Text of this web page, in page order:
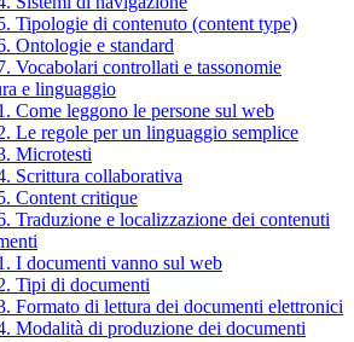
Tipologie di contenuto (content type)
Ontologie e standard
Vocabolari controllati e tassonomie
e linguaggio
Come leggono le persone sul web
Le regole per un linguaggio semplice
Microtesti
Scrittura collaborativa
Content critique
Traduzione e localizzazione dei contenuti
I documenti vanno sul web
Tipi di documenti
Formato di lettura dei documenti elettronici
Modalità di produzione dei documenti